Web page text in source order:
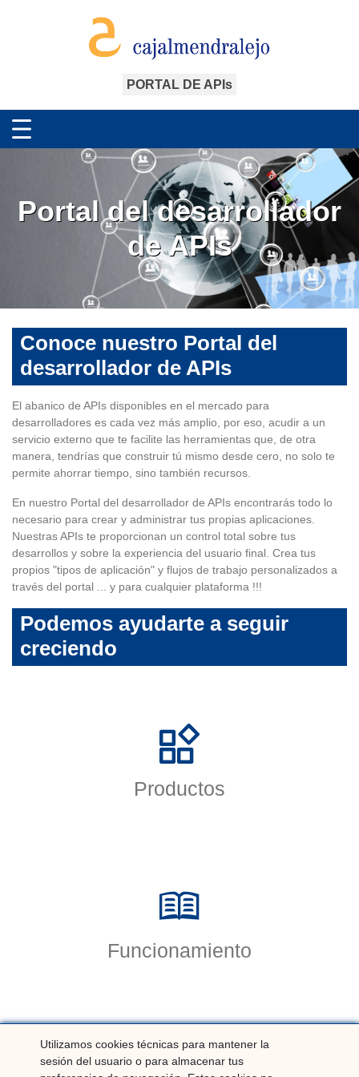
PORTAL DE APIs
Portal del desarrollador
de APIs
Conoce nuestro Portal del
desarrollador de APIs
El abanico de APIs disponibles en el mercado para
desarrolladores es cada vez más amplio, por eso, acudir a un
servicio externo que te facilite las herramientas que, de otra
manera, tendrías que construir tú mismo desde cero, no solo te
permite ahorrar tiempo, sino también recursos.
En nuestro Portal del desarrollador de APIs encontrarás todo lo
necesario para crear y administrar tus propias aplicaciones.
Nuestras APIs te proporcionan un control total sobre tus
desarrollos y sobre la experiencia del usuario final. Crea tus
propios "tipos de aplicación" y flujos de trabajo personalizados a
través del portal ... y para cualquier plataforma !!!
Podemos ayudarte a seguir
creciendo
Productos
Funcionamiento
Utilizamos cookies técnicas para mantener la
sesión del usuario o para almacenar tus
Aviso Legal Contáctanos